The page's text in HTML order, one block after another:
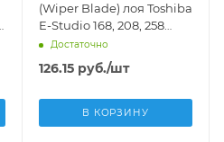
(Wiper Blade) лоя Toshiba
E-Studio 168, 208, 258
(Uninet USA) - 12669
Достаточно
126.15руб./шт
В КОРЗИНУ